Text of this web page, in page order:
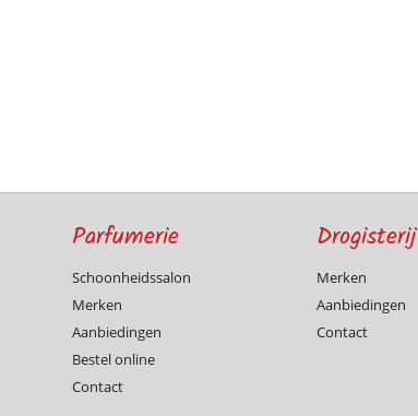
Parfumerie
Schoonheidssalon
Merken
Aanbiedingen
Bestel online
Contact
Drogisterij
Merken
Aanbiedingen
Contact